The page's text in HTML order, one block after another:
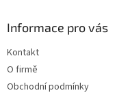
Informace pro vás
Kontakt
O firmě
Obchodní podmínky